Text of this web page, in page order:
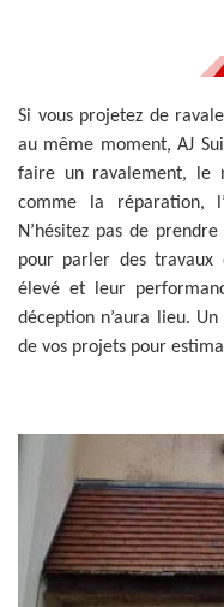
Si vous projetez de
au même moment, AJ
faire un ravalement, le
comme la réparation,
N’hésitez pas de
pour parler des travaux
élevé et leur
déception n’aura lieu.
de vos projets pour